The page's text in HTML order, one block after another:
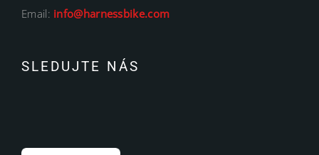
Email: info@harnessbike.com
SLEDUJTE NÁS